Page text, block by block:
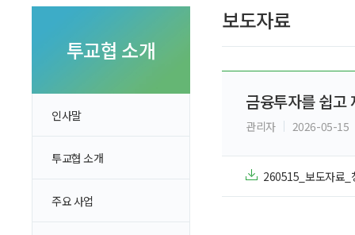
1:1 자산관리법
실전투자 Insight
투교협 소개
인사말
투교협 소개
주요 사업
보도자료
금융투자를 쉽고
관리자 2026-05-15
260515_보도자료_